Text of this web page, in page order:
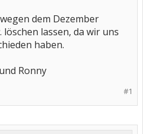
dem Dezember
lassen, da wir uns
haben.
Ronny
#1